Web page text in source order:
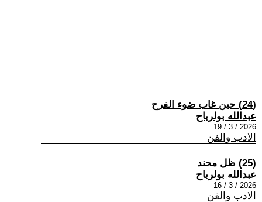
(24) حين غاب ضوء الفرح
عبدالله بولرباح
2026 / 3 / 19
الادب والفن
(25) ظل محند
عبدالله بولرباح
2026 / 3 / 16
الادب والفن